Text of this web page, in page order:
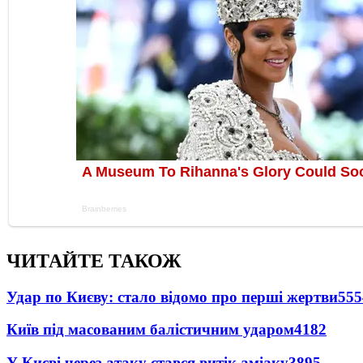
ЧИТАЙТЕ ТАКОЖ
Удар по Києву: стало відомо про перші жертви
Київ під масованим балістичним ударом4182